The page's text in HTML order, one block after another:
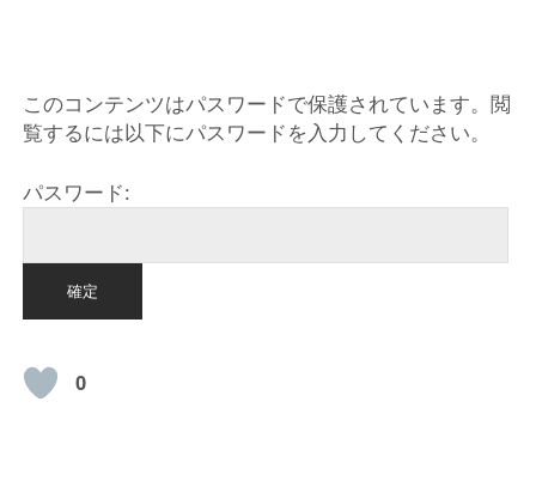
このコンテンツはパスワードで保護されています。閲
覧するには以下にパスワードを入力してください。
パスワード:
0